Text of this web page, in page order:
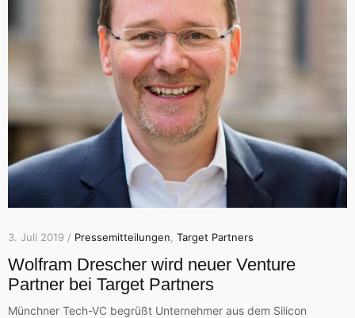
3. Juli 2019 / Pressemitteilungen Target Partners
Wolfram Drescher wird neuer Venture
Partner bei Target Partners
Münchner Tech-VC begrüßt Unternehmer aus dem Silicon